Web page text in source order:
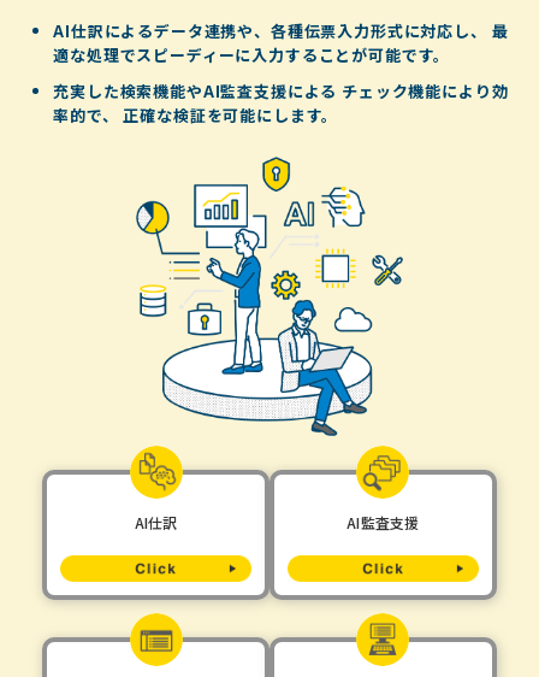
AI仕訳によるデータ連携や、各種伝票入力形式に対応し、
最
適な処理でスピーディーに入力することが可能です。
充実した検索機能やAI監査支援による チェック機能により効
率的で、
正確な検証を可能にします。
AI仕訳 AI監査支援